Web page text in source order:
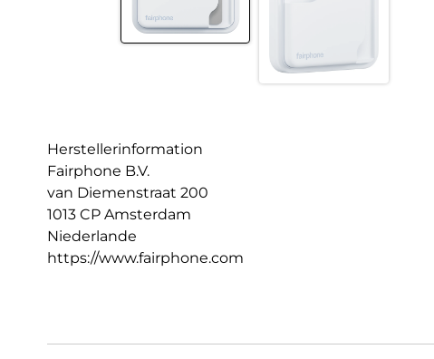
Herstellerinformation
Fairphone B.V.
van Diemenstraat 200
1013 CP Amsterdam
Niederlande
https://www.fairphone.com